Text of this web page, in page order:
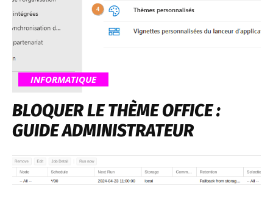
INFORMATIQUE
BLOQUER LE THÈME OFFICE :
GUIDE ADMINISTRATEUR